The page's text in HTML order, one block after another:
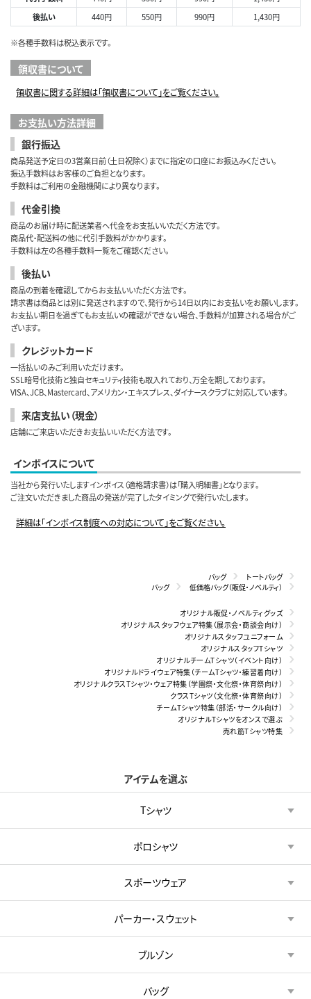
後払い
440円 550円 990円 1,430円
※各種手数料は税込表示です。
領収書について
領収書に関する詳細は「領収書について」をご覧ください。
お支払い方法詳細
銀行振込
商品発送予定日の3営業日前（土日祝除く）までに指定の口座にお振込みください。
振込手数料はお客様のご負担となります。
手数料はご利用の金融機関により異なります。
代金引換
商品のお届け時に配送業者へ代金をお支払いいただく方法です。
商品代・配送料の他に代引手数料がかかります。
手数料は左の各種手数料一覧をご確認ください。
後払い
商品の到着を確認してからお支払いいただく方法です。
請求書は商品とは別に発送されますので、発行から14日以内にお支払いをお願いします。
お支払い期日を過ぎてもお支払いの確認ができない場合、手数料が加算される場合がご
ざいます。
クレジットカード
一括払いのみご利用いただけます。
SSL暗号化技術と独自セキュリティ技術も取入れており、万全を期しております。
VISA、JCB、Mastercard、アメリカン・エキスプレス、ダイナースクラブに対応しています。
来店支払い（現金）
店舗にご来店いただきお支払いいただく方法です。
インボイスについて
当社から発行いたしますインボイス（適格請求書）は「購入明細書」となります。
ご注文いただきました商品の発送が完了したタイミングで発行いたします。
詳細は「インボイス制度への対応について」をご覧ください。
バッグ
トートバッグ
バッグ
低価格バッグ（販促・ノベルティ）
オリジナル販促・ノベルティグッズ
オリジナルスタッフウェア特集（展示会・商談会向け）
オリジナルスタッフユニフォーム
オリジナルスタッフTシャツ
オリジナルチームTシャツ（イベント向け）
オリジナルドライウェア特集（チームTシャツ・練習着向け）
オリジナルクラスTシャツ・ウェア特集（学園祭・文化祭・体育祭向け）
クラスTシャツ（文化祭・体育祭向け）
チームTシャツ特集（部活・サークル向け）
オリジナルTシャツをオンスで選ぶ
売れ筋Tシャツ特集
アイテムを選ぶ
Tシャツ
ポロシャツ
スポーツウェア
パーカー・スウェット
ブルゾン
バッグ